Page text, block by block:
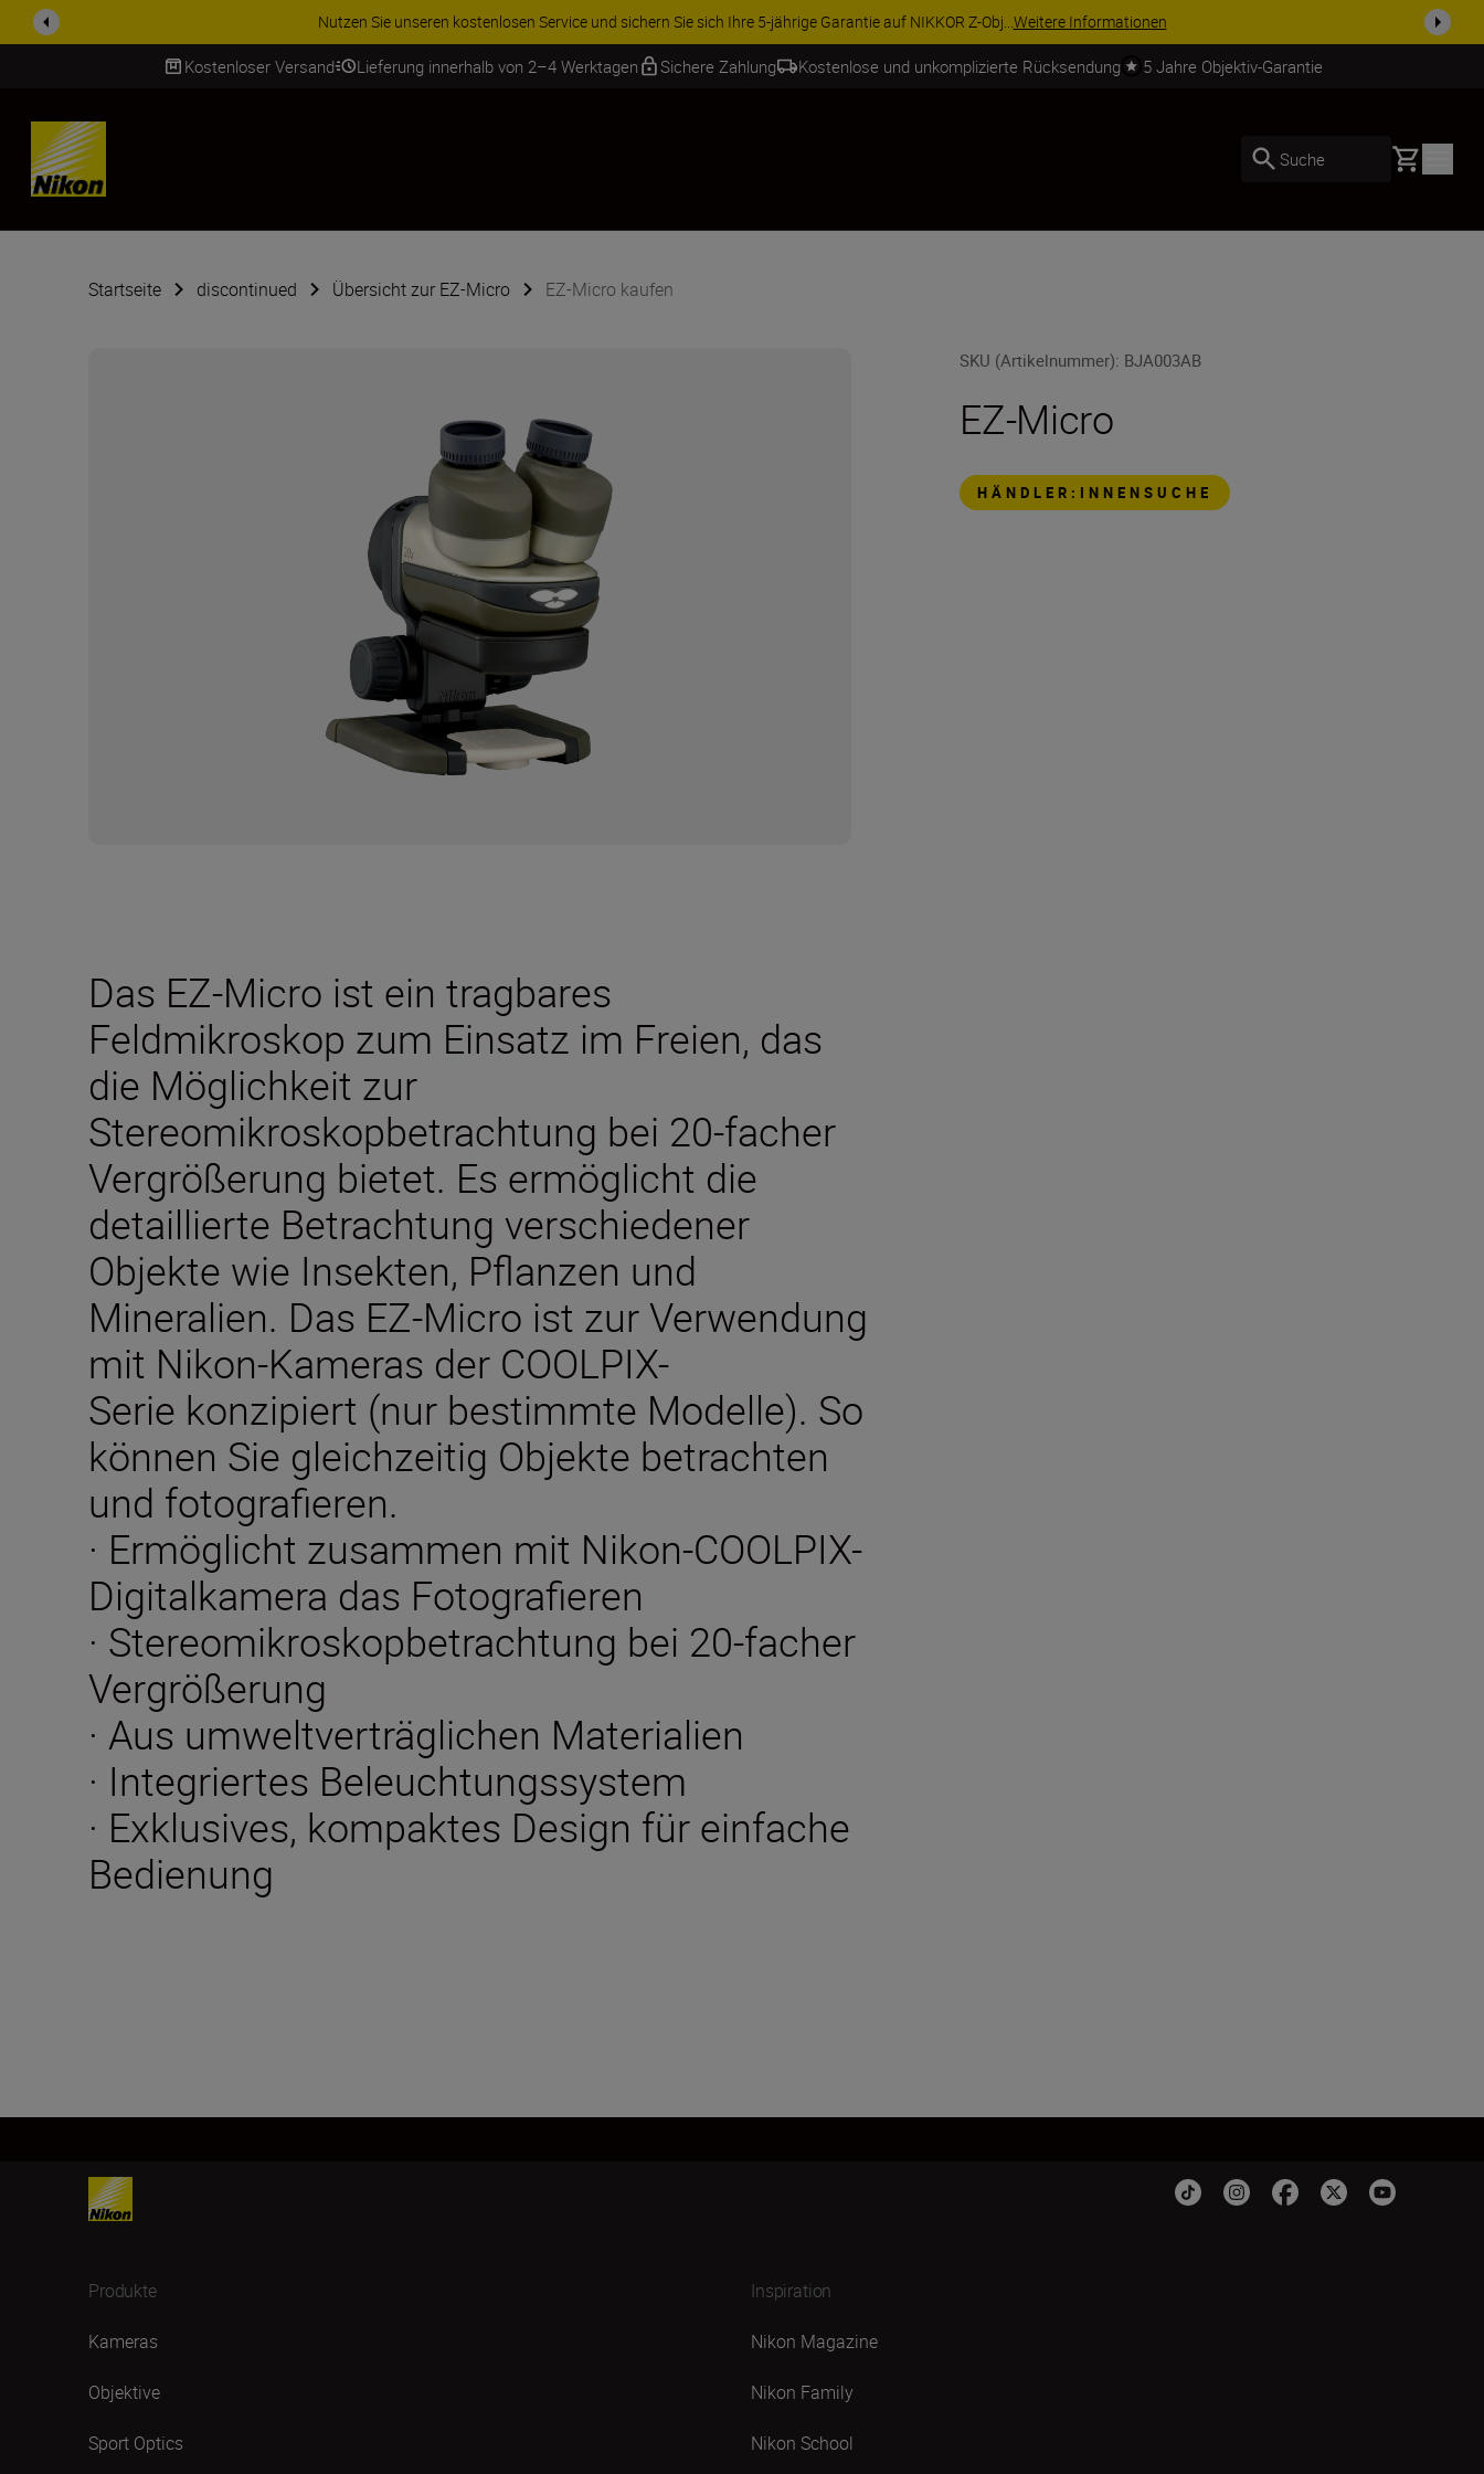
ZUBEHÖR IM ANGEBOT | Sparen Sie 15 % auf ausgewähltes Zubehör und vervollständigen Sie Ihre Ausrüstu...Jetzt einkaufen
Kostenloser Versand Lieferung innerhalb von 2–4 Werktagen Sichere Zahlung Kostenlose und unkomplizierte Rücksendung 5 Jahre Objektiv-Garantie
SKIP
Suche Basket
Startseite discontinued Übersicht zur EZ-Micro EZ-Micro kaufen
SKU (Artikelnummer): BJA003AB
EZ-Micro
HÄNDLER:INNENSUCHE
Das EZ-Micro ist ein tragbares
Feldmikroskop zum Einsatz im Freien, das
die Möglichkeit zur
Stereomikroskopbetrachtung bei 20-facher
Vergrößerung bietet. Es ermöglicht die
detaillierte Betrachtung verschiedener
Objekte wie Insekten, Pflanzen und
Mineralien. Das EZ-Micro ist zur Verwendung
mit Nikon-Kameras der COOLPIX-
Serie konzipiert (nur bestimmte Modelle). So
können Sie gleichzeitig Objekte betrachten
und fotografieren.
· Ermöglicht zusammen mit Nikon-COOLPIX-
Digitalkamera das Fotografieren
· Stereomikroskopbetrachtung bei 20-facher
Vergrößerung
· Aus umweltverträglichen Materialien
· Integriertes Beleuchtungssystem
· Exklusives, kompaktes Design für einfache
Bedienung
Produkte
Kameras
Objektive
Sport Optics
Inspiration
Nikon Magazine
Nikon Family
Nikon School